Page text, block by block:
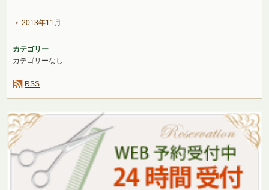
2013年11月
カテゴリー
カテゴリーなし
RSS